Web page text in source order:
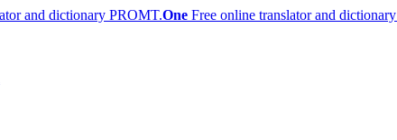
PROMT.One Free online translator and dictionary